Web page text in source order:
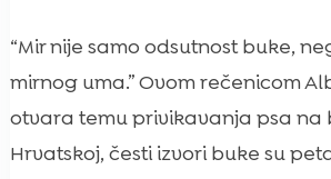
“Mir nije samo odsutnost buke,
mirnog uma.” Ovom rečenicom
otvara temu privikavanja psa na
Hrvatskoj, česti izvori buke su